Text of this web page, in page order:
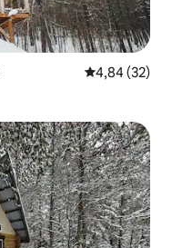
4,84 de uma
4,84 (32)